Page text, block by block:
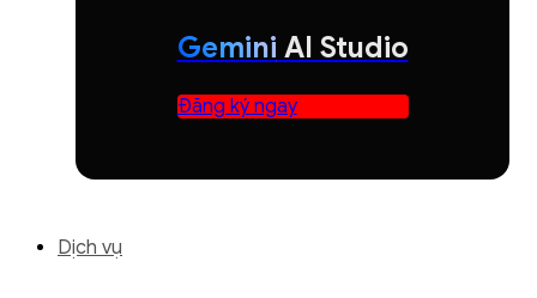
Gemini AI Studio
Đăng ký ngay
Dịch vụ